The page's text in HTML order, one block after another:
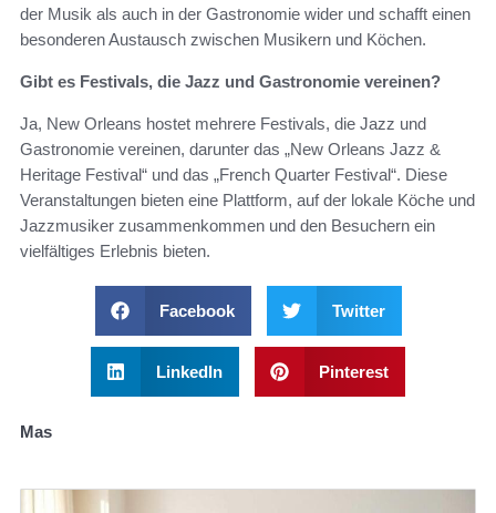
der Musik als auch in der Gastronomie wider und schafft einen
besonderen Austausch zwischen Musikern und Köchen.
Gibt es Festivals, die Jazz und Gastronomie vereinen?
Ja, New Orleans hostet mehrere Festivals, die Jazz und
Gastronomie vereinen, darunter das „New Orleans Jazz &
Heritage Festival“ und das „French Quarter Festival“. Diese
Veranstaltungen bieten eine Plattform, auf der lokale Köche und
Jazzmusiker zusammenkommen und den Besuchern ein
vielfältiges Erlebnis bieten.
Facebook Twitter
LinkedIn Pinterest
Mas